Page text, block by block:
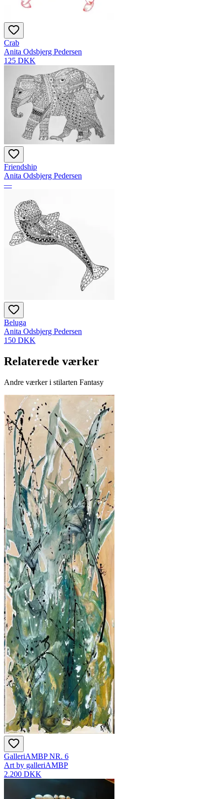
Crab
Anita Odsbjerg Pedersen
125 DKK
Friendship
Anita Odsbjerg Pedersen
—
Beluga
Anita Odsbjerg Pedersen
150 DKK
Relaterede værker
Andre værker i stilarten Fantasy
GalleriAMBP NR. 6
Art by galleriAMBP
2.200 DKK